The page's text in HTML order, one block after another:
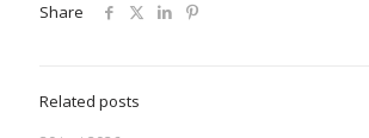
Share
Related posts